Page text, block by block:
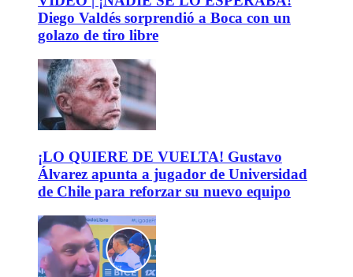
Diego Valdés sorprendió a Boca con un
golazo de tiro libre
¡LO QUIERE DE VUELTA! Gustavo
Álvarez apunta a jugador de Universidad
de Chile para reforzar su nuevo equipo